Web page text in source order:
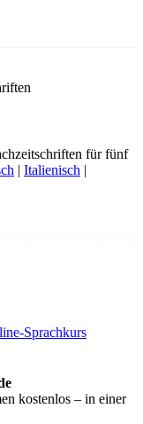
für fünf
| Italienisch |
kostenlos – in einer